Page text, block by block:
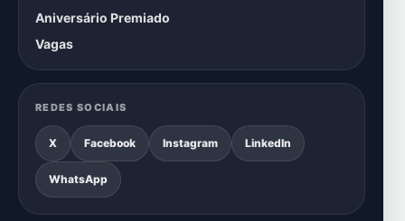
Aniversário Premiado
Vagas
REDES SOCIAIS
X Facebook Instagram LinkedIn
WhatsApp